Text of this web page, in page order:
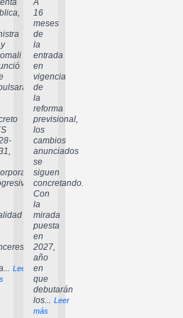
Leer
A
16
meses
de
la
entrada
en
vigencia
de
la
reforma
previsional,
los
cambios
anunciados
se
siguen
concretando.
Con
la
mirada
puesta
en
2027,
año
en
que
debutarán
los... Leer
más